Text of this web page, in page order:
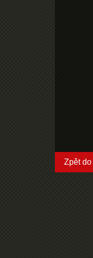
Zpět